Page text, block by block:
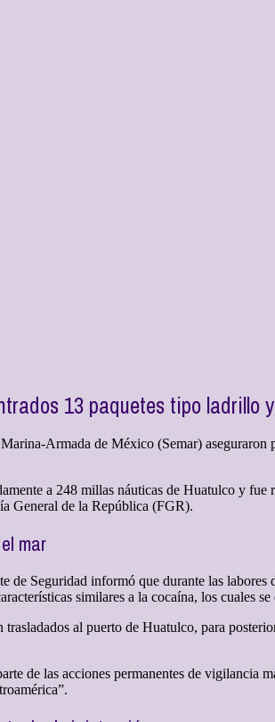
13 paquetes tipo ladrillo
Armada de México (Semar)
a 248 millas náuticas de Huatulco y
General de la República (FGR).
mar
de Seguridad informó que durante las
similares a la cocaína, los cuales
trasladados al puerto de Huatulco, para
de las acciones permanentes de vigilancia